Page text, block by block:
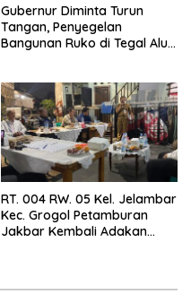
Gubernur Diminta Turun
Tangan, Penyegelan
Bangunan Ruko di Tegal Alur
RT. 004 RW. 05 Kel. Jelambar
Kec. Grogol Petamburan
Jakbar Kembali Adakan